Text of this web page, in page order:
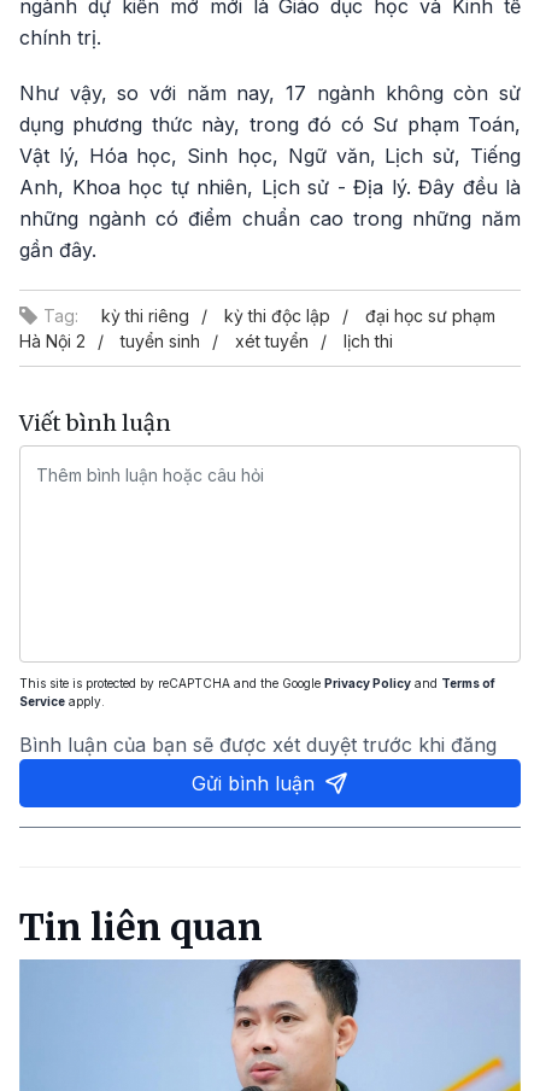
ngành dự kiến mở mới là Giáo dục học và Kinh tế
chính trị.
Như vậy, so với năm nay, 17 ngành không còn sử
dụng phương thức này, trong đó có Sư phạm Toán,
Vật lý, Hóa học, Sinh học, Ngữ văn, Lịch sử, Tiếng
Anh, Khoa học tự nhiên, Lịch sử - Địa lý. Đây đều là
những ngành có điểm chuẩn cao trong những năm
gần đây.
Tag: kỳ thi riêng kỳ thi độc lập
đại học sư phạm
Hà Nội 2
tuyển sinh xét tuyển lịch thi
Viết bình luận
This site is protected by reCAPTCHA and the Google Privacy Policy and Terms of
Service apply.
Bình luận của bạn sẽ được xét duyệt trước khi đăng
Gửi bình luận
Tin liên quan